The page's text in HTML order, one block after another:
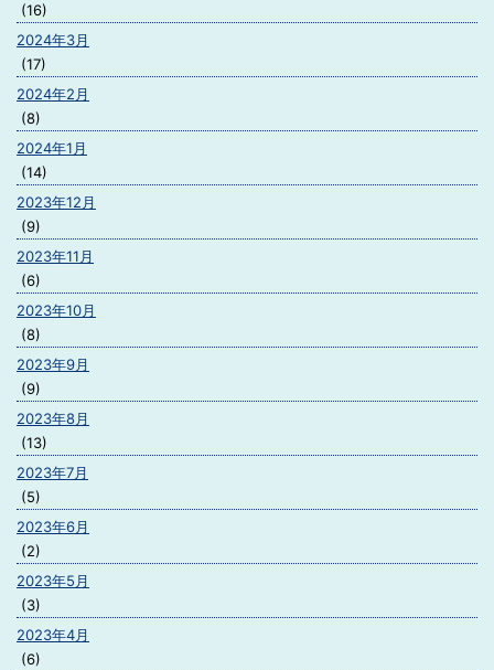
(16)
2024年3月
(17)
2024年2月
(8)
2024年1月
(14)
2023年12月
(9)
2023年11月
(6)
2023年10月
(8)
2023年9月
(9)
2023年8月
(13)
2023年7月
(5)
2023年6月
(2)
2023年5月
(3)
2023年4月
(6)